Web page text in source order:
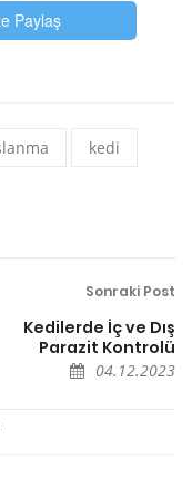
Paylaş
kedi
Sonraki Post
Kedilerde İç ve Dış
Parazit Kontrolü
04.12.2023